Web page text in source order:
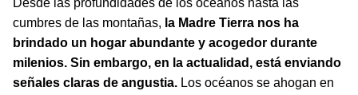
Desde las profundidades de los océanos hasta las
cumbres de las montañas, la Madre Tierra nos ha
brindado un hogar abundante y acogedor durante
milenios. Sin embargo, en la actualidad, está enviando
señales claras de angustia. Los océanos se ahogan en